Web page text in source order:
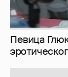
Певица